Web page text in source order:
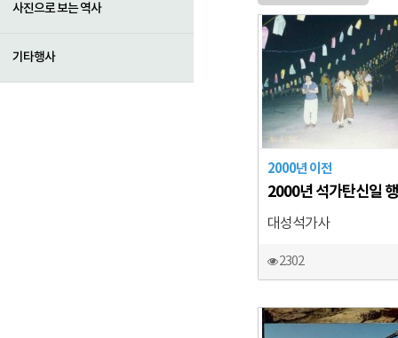
사진으로 보는 역사
기타행사
2000년 이전
2000년 석가탄신일
대성석가사
2302